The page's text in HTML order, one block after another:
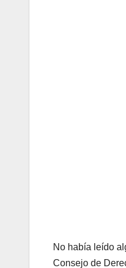
No había leído
Consejo de